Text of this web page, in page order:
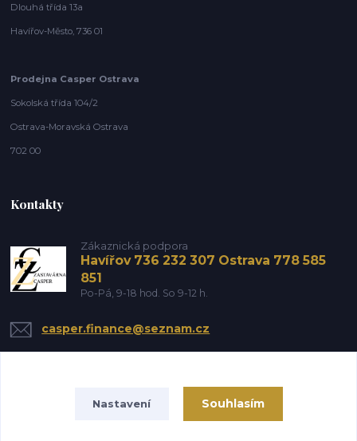
Dlouhá třída 13a
Havířov-Město, 736 01
Prodejna Casper Ostrava
Sokolská třída 104/2
Ostrava-Moravská Ostrava
702 00
Kontakty
Zákaznická podpora
Havířov 736 232 307 Ostrava 778 585
851
Po-Pá, 9-18 hod. So 9-12 h.
casper.finance@seznam.cz
Nastavení Souhlasím